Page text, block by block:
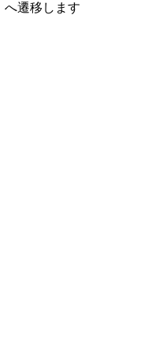
遷移します